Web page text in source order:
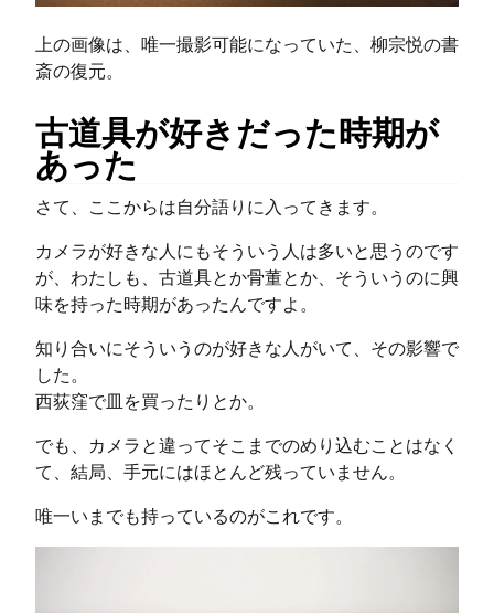
上の画像は、唯一撮影可能になっていた、柳宗悦の書
斎の復元。
古道具が好きだった時期が
あった
さて、ここからは自分語りに入ってきます。
カメラが好きな人にもそういう人は多いと思うのです
が、わたしも、古道具とか骨董とか、そういうのに興
味を持った時期があったんですよ。
知り合いにそういうのが好きな人がいて、その影響で
した。
西荻窪で皿を買ったりとか。
でも、カメラと違ってそこまでのめり込むことはなく
て、結局、手元にはほとんど残っていません。
唯一いまでも持っているのがこれです。